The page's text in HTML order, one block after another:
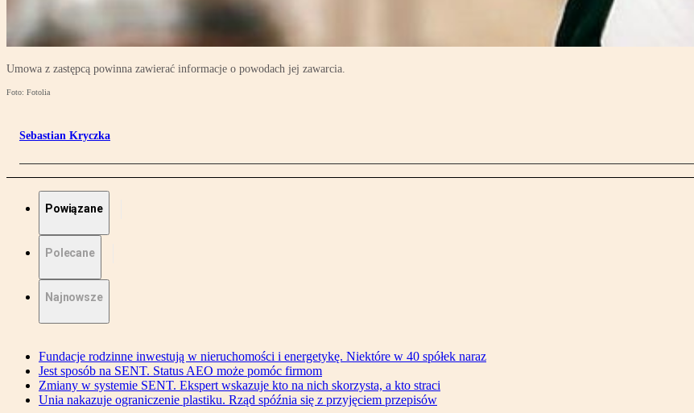
Umowa z zastępcą powinna zawierać informacje o powodach jej zawarcia.
Foto: Fotolia
Sebastian Kryczka
Powiązane
Polecane
Najnowsze
Fundacje rodzinne inwestują w nieruchomości i energetykę. Niektóre w 40 spółek naraz
Jest sposób na SENT. Status AEO może pomóc firmom
Zmiany w systemie SENT. Ekspert wskazuje kto na nich skorzysta, a kto straci
Unia nakazuje ograniczenie plastiku. Rząd spóźnia się z przyjęciem przepisów